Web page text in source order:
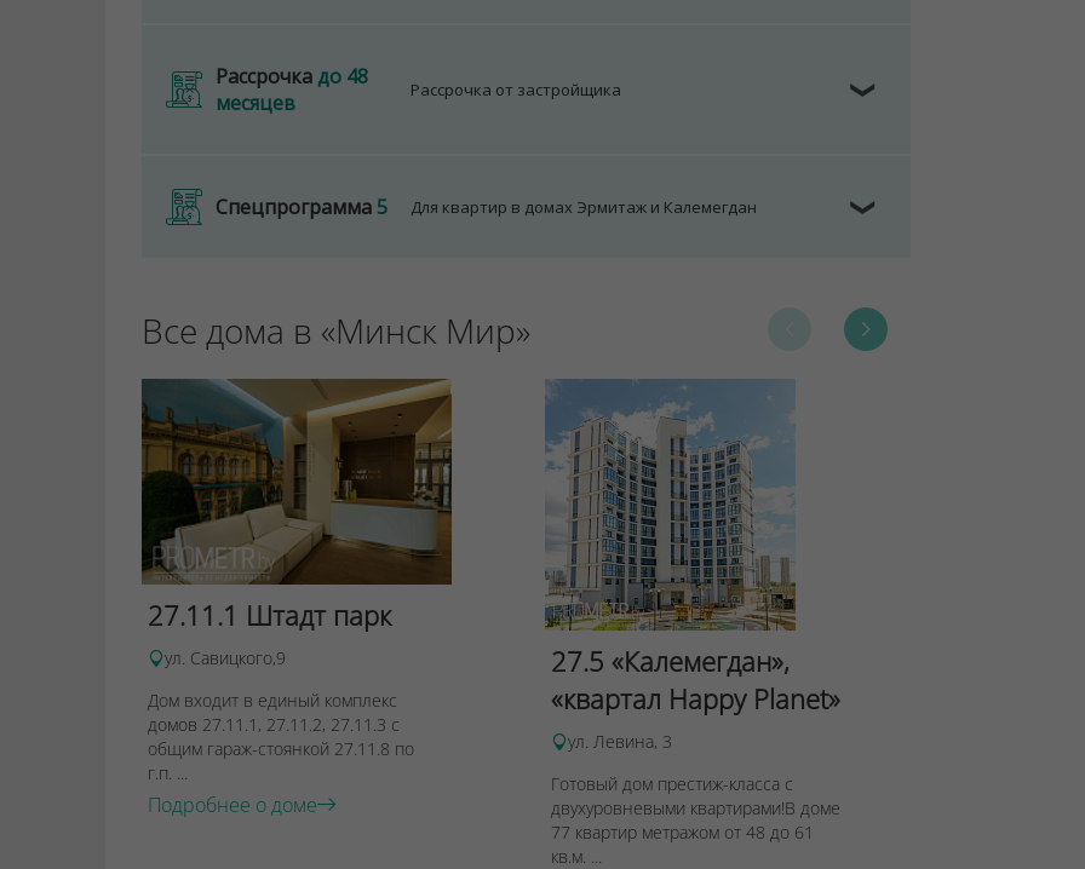
Рассрочкадо 48
месяцев
Рассрочка от застройщика ❯
Спецпрограмма5 Для квартир в домах Эрмитаж и Калемегдан ❯
Все дома в «Минск Мир»
27.11.1 Штадт парк
ул. Савицкого,9
Дом входит в единый комплекс
домов 27.11.1, 27.11.2, 27.11.3 с
общим гараж-стоянкой 27.11.8 по
г.п. ...
Подробнее о доме
27.5 «Калемегдан»,
«квартал Happy Planet»
ул. Левина, 3
Готовый дом престиж-класса с
двухуровневыми квартирами!В доме
77 квартир метражом от 48 до 61
кв.м. ...